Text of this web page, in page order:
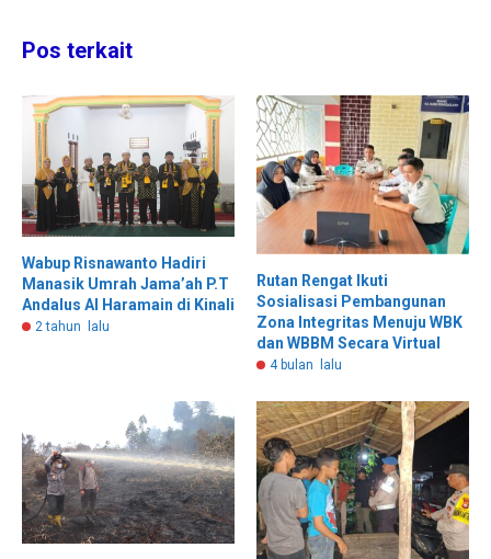
Pos terkait
Wabup Risnawanto Hadiri
Manasik Umrah Jama’ah P.T
Andalus Al Haramain di Kinali
2 tahun lalu
Rutan Rengat Ikuti
Sosialisasi Pembangunan
Zona Integritas Menuju WBK
dan WBBM Secara Virtual
4 bulan lalu